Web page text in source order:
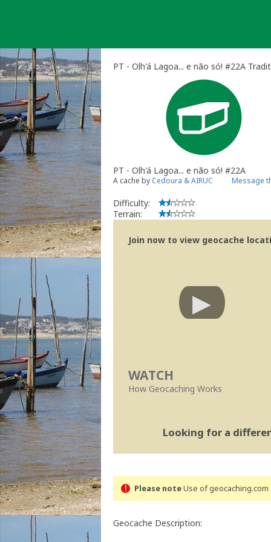
PT - Olh'á Lagoa... e não só! #22A
PT - Olh'á Lagoa... e não só! #22A
A cache by Cedoura & AIRUC Message
Difficulty:
Terrain:
Join now to view geocache
WATCH
How Geocaching Works
Looking for a
Please noteUse of
Geocache Description: